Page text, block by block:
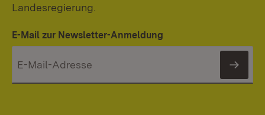
Landesregierung.
E-Mail zur Newsletter-Anmeldung